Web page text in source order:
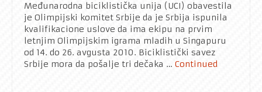
Međunarodna biciklistička unija (UCI) obavestila
je Olimpijski komitet Srbije da je Srbija ispunila
kvalifikacione uslove da ima ekipu na prvim
letnjim Olimpijskim igrama mladih u Singapuru
od 14. do 26. avgusta 2010. Biciklistički savez
Srbije mora da pošalje tri dečaka … Continued